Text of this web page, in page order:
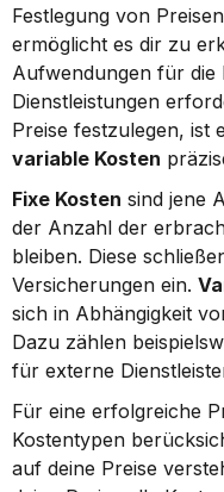
Festlegung von
ermöglicht es dir zu
Aufwendungen für die
Dienstleistungen
Preise festzulegen, ist
variable Kosten
Fixe Kosten sind jene
der Anzahl der
bleiben. Diese
Versicherungen ein.
sich in Abhängigkeit
Dazu zählen
für externe
Für eine erfolgreiche
Kostentypen
auf deine Preise